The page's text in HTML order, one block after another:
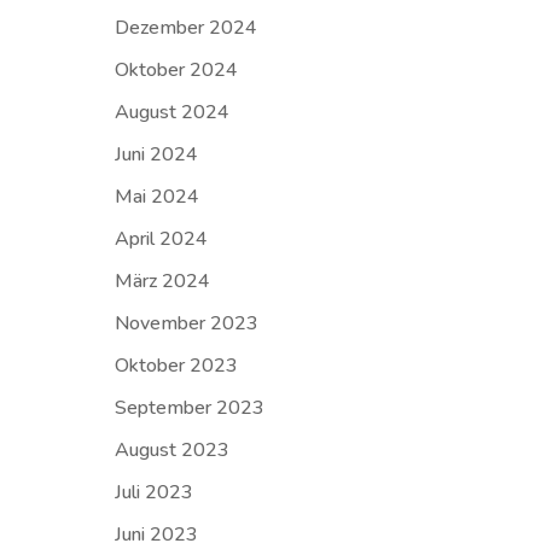
Dezember 2024
Oktober 2024
August 2024
Juni 2024
Mai 2024
April 2024
März 2024
November 2023
Oktober 2023
September 2023
August 2023
Juli 2023
Juni 2023